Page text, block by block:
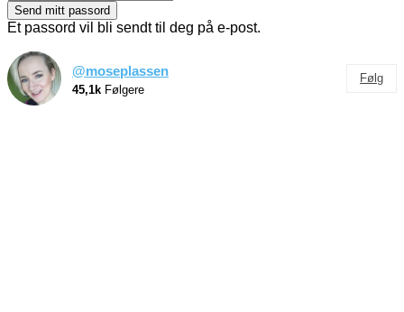
Et passord vil bli sendt til deg på e-post.
@moseplassen
45,1k Følgere
Følg